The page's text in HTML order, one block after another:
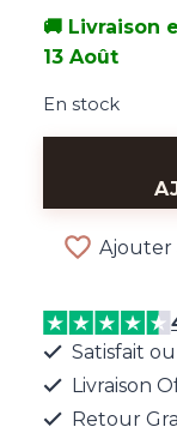
🚚 Livraison
13 Août
En stock
Bracelet
CharmeAjouter
Satisfait
Livraison
Retour